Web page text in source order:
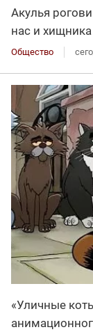
Акулья
нас и хищника
Общество
«Уличные